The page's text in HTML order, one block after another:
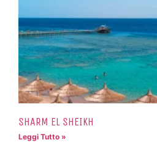
SHARM EL SHEIKH
Leggi Tutto »